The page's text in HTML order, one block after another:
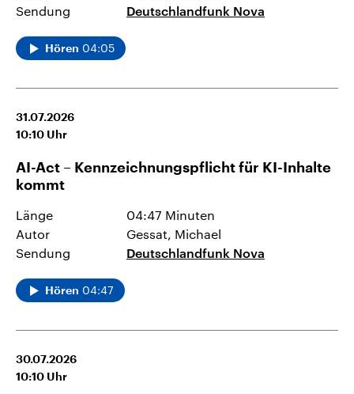
Sendung
Deutschlandfunk Nova
Hören 04:05
31.07.2026
10:10 Uhr
AI-Act – Kennzeichnungspflicht für KI-Inhalte
kommt
Länge
04:47 Minuten
Autor
Gessat, Michael
Sendung
Deutschlandfunk Nova
Hören 04:47
30.07.2026
10:10 Uhr